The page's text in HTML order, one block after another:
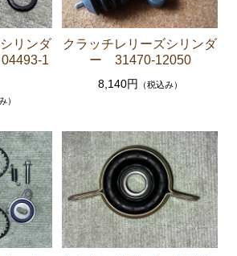
M-TEU MZ10
1G-GEU GZ10
1G-EU GZ10
共通（マウント イグニッションコ
スビローターキャップ 他）
マスターシリンダー リペアキッ
）
マスターシリンダー クラッチレリ
オーバーホールキット など）
ツ（各種リペアキット ラックブー
タイロッドエンド など）
リンダ
1
）
クラッチレリーズシリンダ
ー 31470-12050
8,140円 （税込み）